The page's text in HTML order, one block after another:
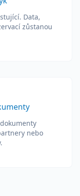
Data,
zůstanou
nebo